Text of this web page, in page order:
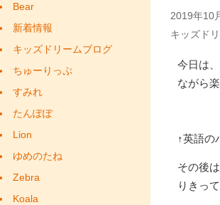
Bear
新着情報
キッズドリームブログ
ちゅーりっぷ
すみれ
たんぽぽ
Lion
ゆめのたね
Zebra
Koala
Posted
on
2019年10
Categories
キッズド
今日は
ながら
↑英語の
その後
りきっ